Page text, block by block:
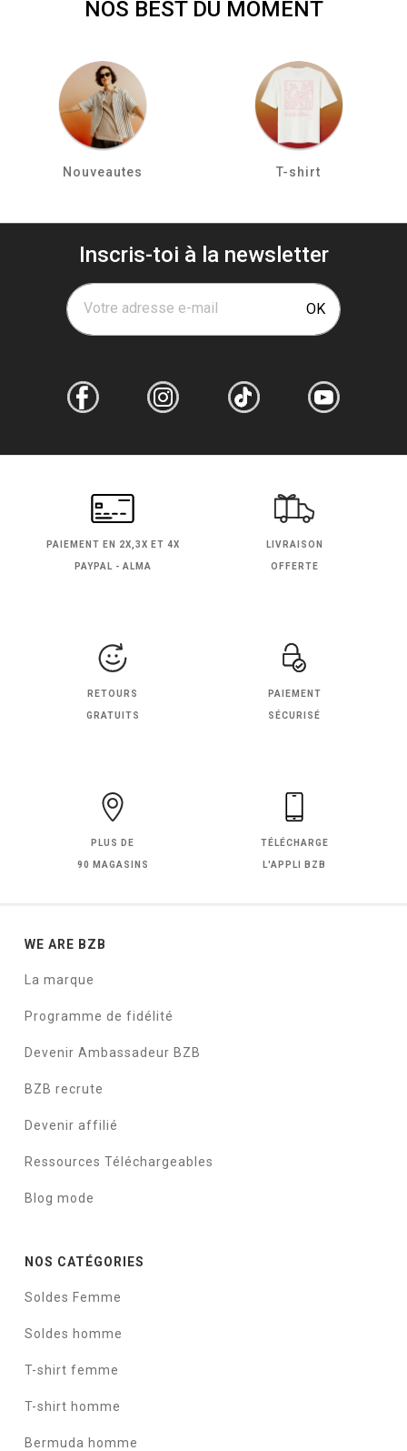
NOS BEST DU MOMENT
Nouveautes T-shirt
Inscris-toi à la newsletter
Votre adresse e-mail OK
PAIEMENT EN 2X,3X ET 4X
PAYPAL - ALMA
LIVRAISON
OFFERTE
RETOURS
GRATUITS
PAIEMENT
SÉCURISÉ
PLUS DE
90 MAGASINS
TÉLÉCHARGE
L'APPLI BZB
WE ARE BZB
La marque
Programme de fidélité
Devenir Ambassadeur BZB
BZB recrute
Devenir affilié
Ressources Téléchargeables
Blog mode
NOS CATÉGORIES
Soldes Femme
Soldes homme
T-shirt femme
T-shirt homme
Bermuda homme